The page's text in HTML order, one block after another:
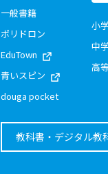
一般書籍
ポリドロン
EduTown
青いスピン
douga pocket
小
中
高
教科書・デジタル教